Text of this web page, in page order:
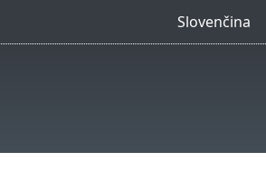
Slovenčina